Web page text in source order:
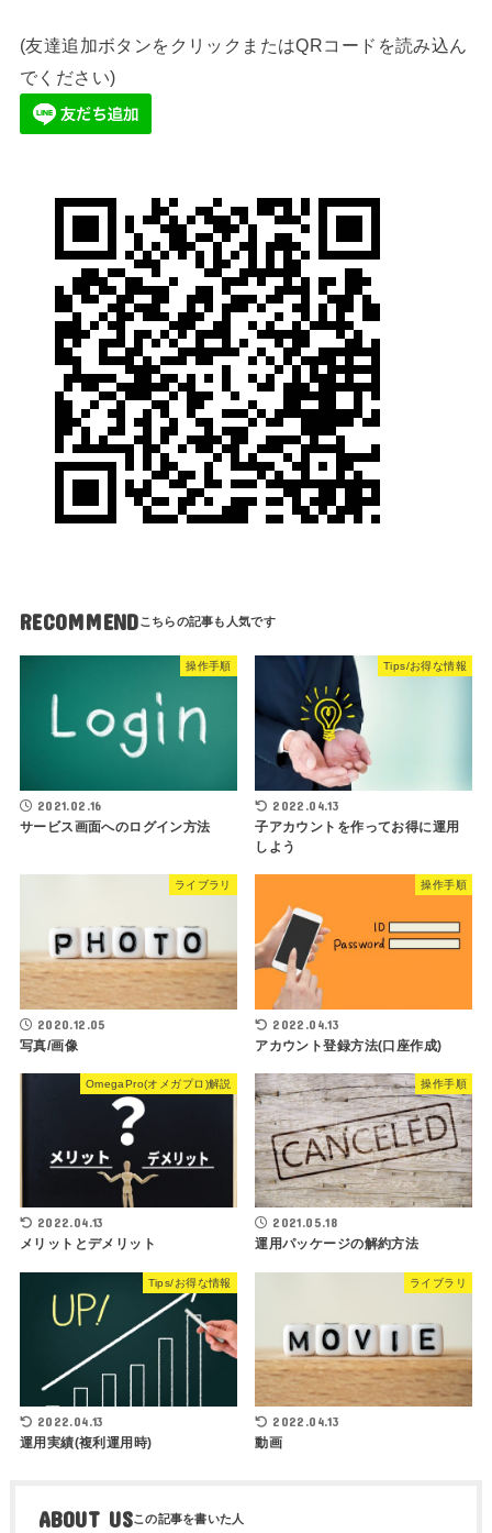
(友達追加ボタンをクリックまたはQRコードを読み込ん
でください)
RECOMMEND
操作手順
2021.02.16
サービス画面へのログイン方法
Tips/お得な情報
2022.04.13
子アカウントを作ってお得に運用
しよう
ライブラリ
2020.12.05
写真/画像
操作手順
2022.04.13
アカウント登録方法(口座作成)
OmegaPro(オメガプロ)解説
2022.04.13
メリットとデメリット
操作手順
2021.05.18
運用パッケージの解約方法
Tips/お得な情報
2022.04.13
運用実績(複利運用時)
ライブラリ
2022.04.13
動画
ABOUT US